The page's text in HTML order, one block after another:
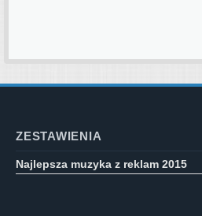
ZESTAWIENIA
Najlepsza muzyka z reklam 2015